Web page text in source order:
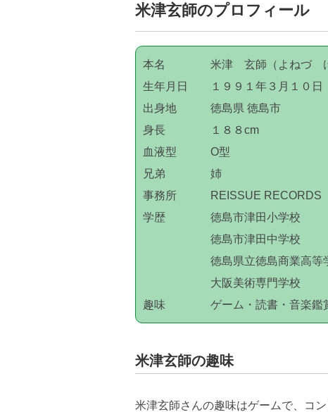
米津玄師のプロフィール
本名 米津 玄師（よねづ け
生年月日 １９９１年３月１０日
出身地 徳島県 徳島市
身長 １８８cm
血液型 O型
兄弟 姉
事務所 REISSUE RECORDS
学歴 徳島市津田小学校
徳島市津田中学校
徳島県立徳島商業高等
大阪美術専門学校
趣味 ゲーム・読書・音楽鑑
米津玄師の趣味
米津玄師さんの趣味はゲームで、コ